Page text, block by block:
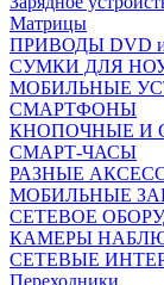
Матрицы
ПРИВОДЫ DVD
СУМКИ ДЛЯ
МОБИЛЬНЫЕ
СМАРТФОНЫ
КНОПОЧНЫЕ И
СМАРТ-ЧАСЫ
РАЗНЫЕ
МОБИЛЬНЫЕ
СЕТЕВОЕ
КАМЕРЫ
СЕТЕВЫЕ
Переходники